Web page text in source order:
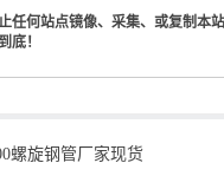
任何站点镜像、采集、或复制本
底！
螺旋钢管厂家现货